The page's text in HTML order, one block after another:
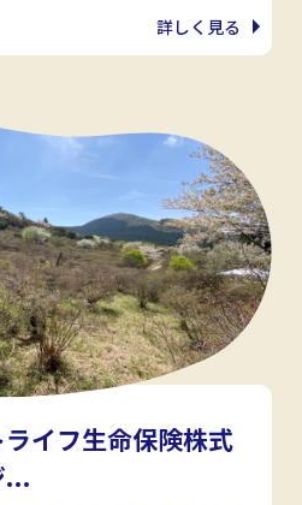
詳しく見る
イフ生命保険株式
...